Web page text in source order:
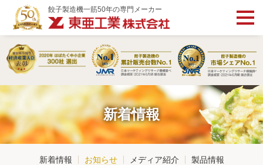
餃子製造機一筋50年の専門メーカー
新着情報
新着情報 お知らせ メディア紹介 製品情報